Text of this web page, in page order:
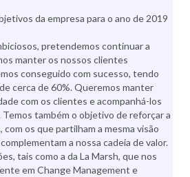
da empresa para o ano de 2019
pretendemos continuar a
manter os nossos clientes
conseguido com sucesso, tendo
cerca de 60%. Queremos manter
com os clientes e acompanhá-los
também o objetivo de reforçar a
os que partilham a mesma visão
a nossa cadeia de valor.
tais como a da La Marsh, que nos
em Change Management e